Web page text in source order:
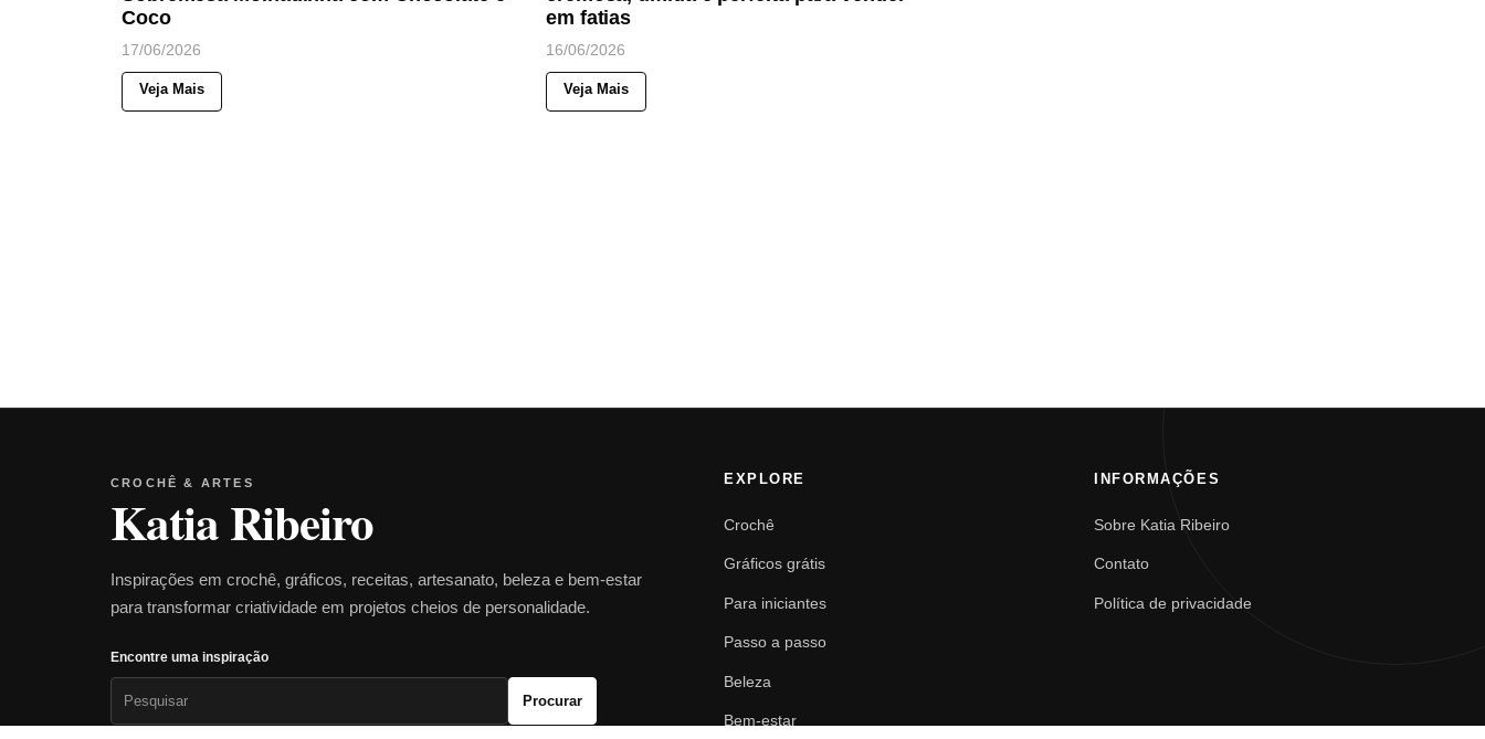
Coco
17/06/2026
Veja Mais
em fatias
16/06/2026
Veja Mais
CROCHÊ & ARTES
Katia Ribeiro
Inspirações em crochê, gráficos, receitas, artesanato, beleza e bem-estar
para transformar criatividade em projetos cheios de personalidade.
Encontre uma inspiração
Procurar
EXPLORE
Crochê
Gráficos grátis
Para iniciantes
Passo a passo
Beleza
Bem-estar
INFORMAÇÕES
Sobre Katia Ribeiro
Contato
Política de privacidade